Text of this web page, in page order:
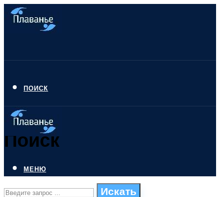
ПОИСК
Поиск
Искать
МЕНЮ